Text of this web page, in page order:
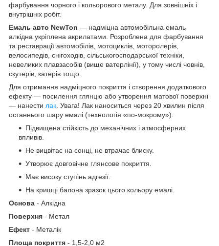
фарбування чорного і кольорового металу. Для зовнішніх і
внутрішніх робіт.
Емаль авто NewTon — надміцна автомобільна емаль
алкідна укріплена акрилатами. Розроблена для фарбування
та реставрації автомобілів, мотоциклів, моторолерів,
велосипедів, снігоходів, сільськогосподарської техніки,
невеликих плавзасобів (вище ватерлінії), у тому числі човнів,
скутерів, катерів тощо.
Для отримання надміцного покриття і створення додаткового
ефекту — посилення глянцю або утворення матової поверхні
— нанести лак . Увага! Лак наноситься через 20 хвилин після
останнього шару емалі (технологія «по-мокрому»).
Підвищена стійкість до механічних і атмосферних
впливів.
Не вицвітає на сонці, не втрачає блиску.
Утворює довговічне глянсове покриття.
Має високу ступінь адгезії.
На кришці балона зразок цього кольору емалі.
Основа - Алкідна
Поверхня - Метал
Ефект - Металік
Площа покриття - 1,5-2,0 м2